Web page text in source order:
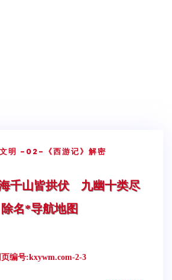
明 -02-《西游记》解密
千山皆拱伏 九幽十类尽
除名*导航地图
页编号:kxywm.com-2-3